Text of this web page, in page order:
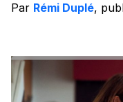
Par Rémi Duplé,